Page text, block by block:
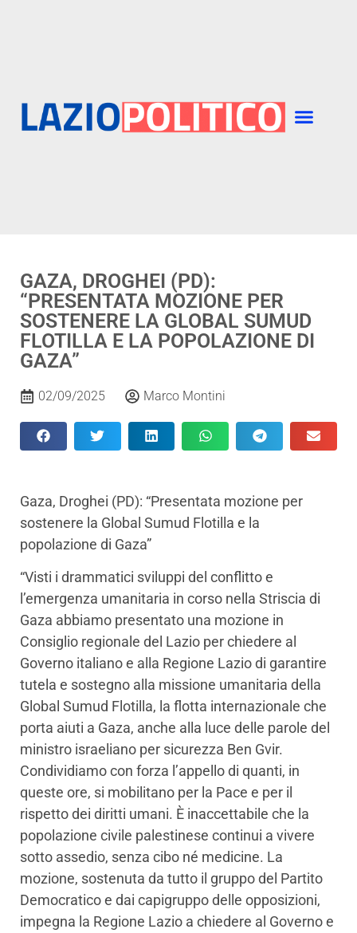
GAZA, DROGHEI (PD):
“PRESENTATA MOZIONE PER
SOSTENERE LA GLOBAL SUMUD
FLOTILLA E LA POPOLAZIONE DI
GAZA”
02/09/2025 Marco Montini
Gaza, Droghei (PD): “Presentata mozione per
sostenere la Global Sumud Flotilla e la
popolazione di Gaza”
“Visti i drammatici sviluppi del conflitto e
l’emergenza umanitaria in corso nella Striscia di
Gaza abbiamo presentato una mozione in
Consiglio regionale del Lazio per chiedere al
Governo italiano e alla Regione Lazio di garantire
tutela e sostegno alla missione umanitaria della
Global Sumud Flotilla, la flotta internazionale che
porta aiuti a Gaza, anche alla luce delle parole del
ministro israeliano per sicurezza Ben Gvir.
Condividiamo con forza l’appello di quanti, in
queste ore, si mobilitano per la Pace e per il
rispetto dei diritti umani. È inaccettabile che la
popolazione civile palestinese continui a vivere
sotto assedio, senza cibo né medicine. La
mozione, sostenuta da tutto il gruppo del Partito
Democratico e dai capigruppo delle opposizioni,
impegna la Regione Lazio a chiedere al Governo e